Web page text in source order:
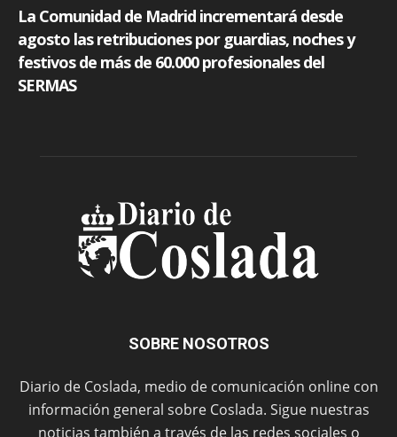
SOBRE NOSOTROS
Diario de Coslada, medio de comunicación online con
información general sobre Coslada. Sigue nuestras
noticias también a través de las redes sociales o